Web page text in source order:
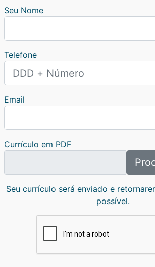
Seu Nome
Telefone
Email
Currículo em PDF
Seu currículo será enviado e
possível.